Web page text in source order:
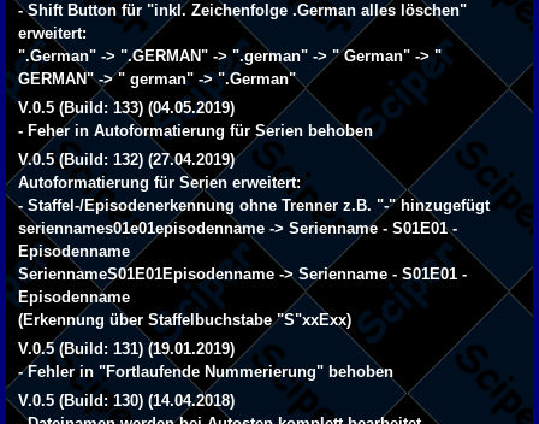
- Shift Button für "inkl. Zeichenfolge .German alles löschen"
erweitert:
".German" -> ".GERMAN" -> ".german" -> " German" -> "
GERMAN" -> " german" -> ".German"
V.0.5 (Build: 133) (04.05.2019)
- Feher in Autoformatierung für Serien behoben
V.0.5 (Build: 132) (27.04.2019)
Autoformatierung für Serien erweitert:
- Staffel-/Episodenerkennung ohne Trenner z.B. "-" hinzugefügt
seriennames01e01episodenname -> Serienname - S01E01 -
Episodenname
SeriennameS01E01Episodenname -> Serienname - S01E01 -
Episodenname
(Erkennung über Staffelbuchstabe "S"xxExx)
V.0.5 (Build: 131) (19.01.2019)
- Fehler in "Fortlaufende Nummerierung" behoben
V.0.5 (Build: 130) (14.04.2018)